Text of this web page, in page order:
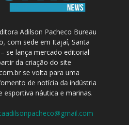
Adilson Pacheco Bureau
com sede em Itajaí, Santa
se lança mercado editorial
da criação do site
se volta para uma
de notícia da indústria
esportiva náutica e marinas.